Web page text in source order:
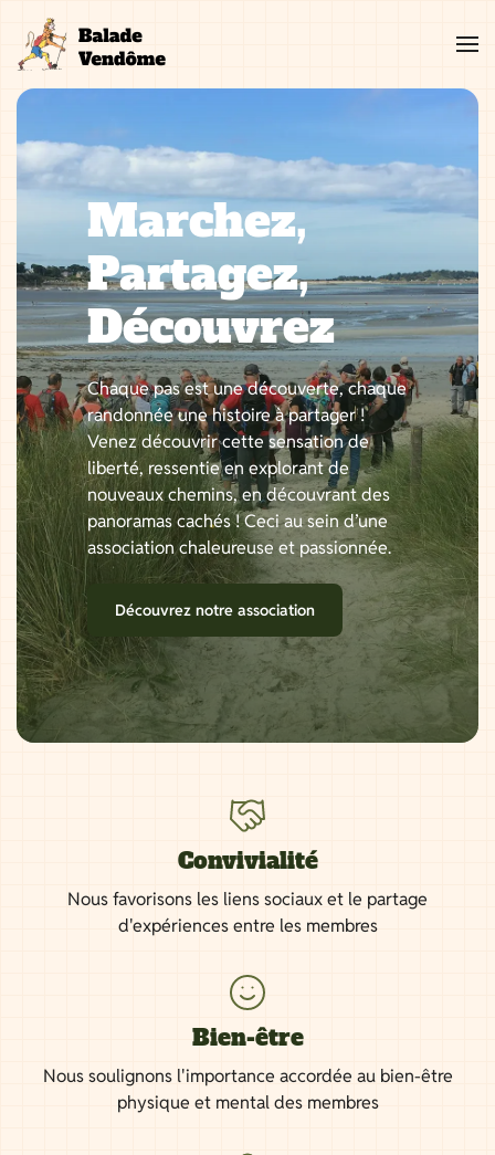
contenu
Marchez,
Partagez,
Découvrez
Chaque pas est une découverte, chaque
randonnée une histoire à partager !
Venez découvrir cette sensation de
liberté, ressentie en explorant de
nouveaux chemins, en découvrant des
panoramas cachés ! Ceci au sein d’une
association chaleureuse et passionnée.
Découvrez notre association
Convivialité
Nous favorisons les liens sociaux et le partage
d'expériences entre les membres
Bien-être
Nous soulignons l'importance accordée au bien-être
physique et mental des membres